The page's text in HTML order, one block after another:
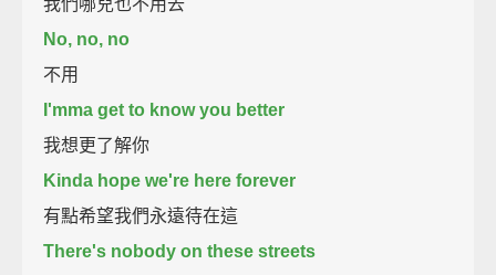
No, no, no
不用
I'mma get to know you better
我想更了解你
Kinda hope we're here forever
有點希望我們永遠待在這
There's nobody on these streets